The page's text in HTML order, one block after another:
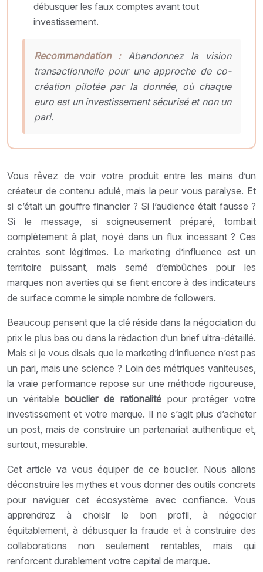
débusquer les faux comptes avant tout
investissement.
Recommandation :Abandonnez la vision
transactionnelle pour une approche de co-
création pilotée par la donnée, où chaque
euro est un investissement sécurisé et non un
pari.
Vous rêvez de voir votre produit entre les mains d’un
créateur de contenu adulé, mais la peur vous paralyse. Et
si c’était un gouffre financier ? Si l’audience était fausse ?
Si le message, si soigneusement préparé, tombait
complètement à plat, noyé dans un flux incessant ? Ces
craintes sont légitimes. Le marketing d’influence est un
territoire puissant, mais semé d’embûches pour les
marques non averties qui se fient encore à des indicateurs
de surface comme le simple nombre de followers.
Beaucoup pensent que la clé réside dans la négociation du
prix le plus bas ou dans la rédaction d’un brief ultra-détaillé.
Mais si je vous disais que le marketing d’influence n’est pas
un pari, mais une science ? Loin des métriques vaniteuses,
la vraie performance repose sur une méthode rigoureuse,
un véritable bouclier de rationalitépour protéger votre
investissement et votre marque. Il ne s’agit plus d’acheter
un post, mais de construire un partenariat authentique et,
surtout, mesurable.
Cet article va vous équiper de ce bouclier. Nous allons
déconstruire les mythes et vous donner des outils concrets
pour naviguer cet écosystème avec confiance. Vous
apprendrez à choisir le bon profil, à négocier
équitablement, à débusquer la fraude et à construire des
collaborations non seulement rentables, mais qui
renforcent durablement votre capital de marque.